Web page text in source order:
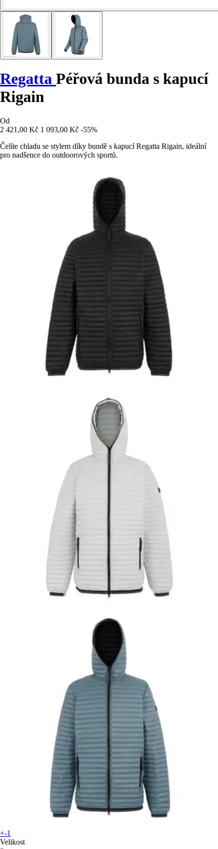
Regatta Péřová bunda s kapucí
Rigain
Od
2 421,00 Kč 1 093,00 Kč -55%
Čelíte chladu se stylem díky bundě s kapucí Regatta Rigain, ideální
pro nadšence do outdoorových sportů.
+-1
Velikost